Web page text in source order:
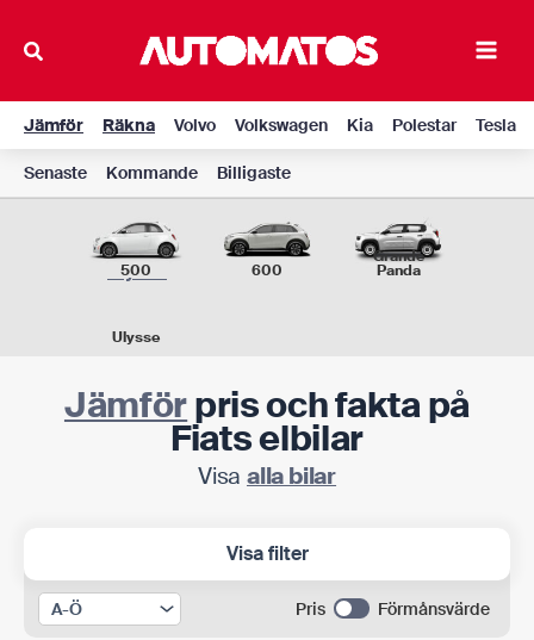
Main
Jämför Räkna Volvo Volkswagen Kia Polestar Tesla
Senaste Kommande Billigaste
500 600
Grande
Panda
Ulysse
Jämförpris och fakta på
Fiats elbilar
Visa alla bilar
Visa filter
Pris Förmånsvärde